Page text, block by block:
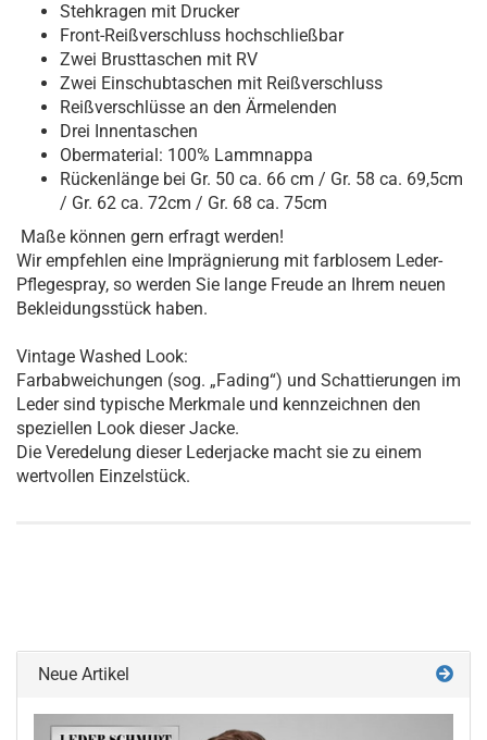
Stehkragen mit Drucker
Front-Reißverschluss hochschließbar
Zwei Brusttaschen mit RV
Zwei Einschubtaschen mit Reißverschluss
Reißverschlüsse an den Ärmelenden
Drei Innentaschen
Obermaterial: 100% Lammnappa
Rückenlänge bei Gr. 50 ca. 66 cm / Gr. 58 ca. 69,5cm
/ Gr. 62 ca. 72cm / Gr. 68 ca. 75cm
Maße können gern erfragt werden!
Wir empfehlen eine Imprägnierung mit farblosem Leder-
Pflegespray, so werden Sie lange Freude an Ihrem neuen
Bekleidungsstück haben.
Vintage Washed Look:
Farbabweichungen (sog. „Fading“) und Schattierungen im
Leder sind typische Merkmale und kennzeichnen den
speziellen Look dieser Jacke.
Die Veredelung dieser Lederjacke macht sie zu einem
wertvollen Einzelstück.
Neue Artikel